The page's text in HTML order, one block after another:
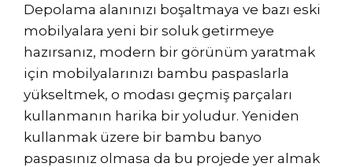
Depolama alanınızı boşaltmaya ve bazı eski
mobilyalara yeni bir soluk getirmeye
hazırsanız, modern bir görünüm yaratmak
için mobilyalarınızı bambu paspaslarla
yükseltmek, o modası geçmiş parçaları
kullanmanın harika bir yoludur. Yeniden
kullanmak üzere bir bambu banyo
paspasınız olmasa da bu projede yer almak